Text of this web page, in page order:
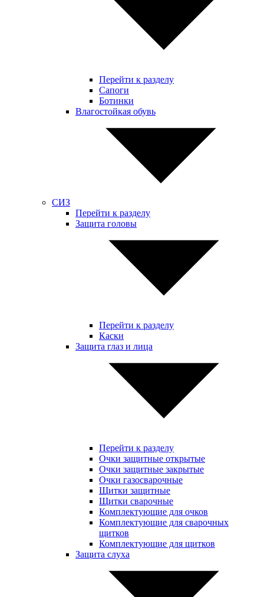
Перейти к разделу
Сапоги
Ботинки
Влагостойкая обувь
СИЗ
Перейти к разделу
Защита головы
Перейти к разделу
Каски
Защита глаз и лица
Перейти к разделу
Очки защитные открытые
Очки защитные закрытые
Очки газосварочные
Щитки защитные
Щитки сварочные
Комплектующие для очков
Комплектующие для сварочных
щитков
Комплектующие для щитков
Защита слуха